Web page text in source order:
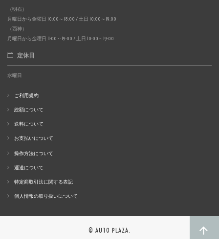
（明石）
月曜日から金曜日 10:00～18:00 / 土日 10:00～19:00
（西神）
月曜日から金曜日 11:00～19:00 / 土日 10:00～19:00
定休日
水曜日
ご利用規約
総額について
送料について
お支払いについて
操作方法について
運送について
特定商取引法に関する表記
個人情報の取り扱いについて
© AUTO PLAZA.